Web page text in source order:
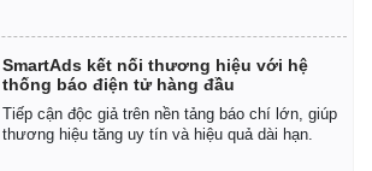
SmartAds kết nối thương hiệu với hệ
thống báo điện tử hàng đầu
Tiếp cận độc giả trên nền tảng báo chí lớn, giúp
thương hiệu tăng uy tín và hiệu quả dài hạn.